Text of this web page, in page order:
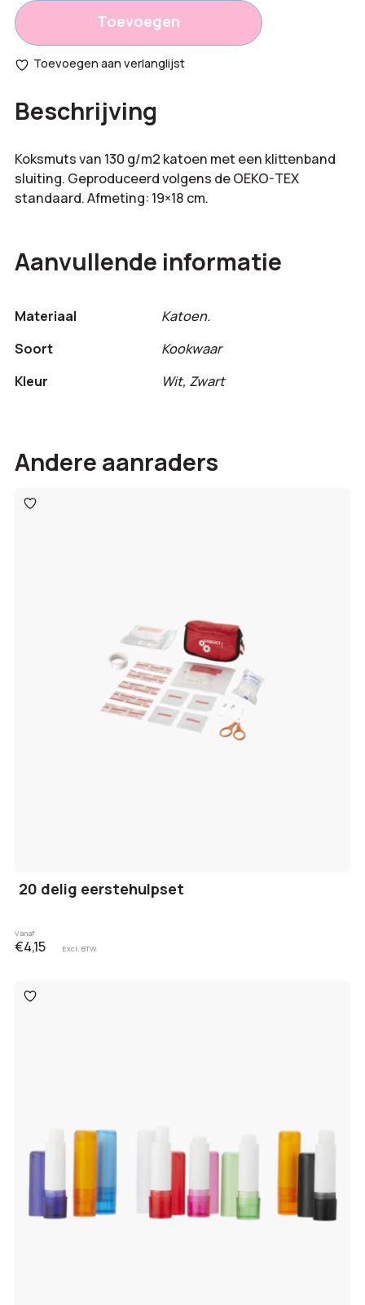
Totaal
opties:
totaal:
Toevoegen
Toevoegen aan verlanglijst
Beschrijving
Koksmuts van 130 g/m2 katoen met een klittenband
sluiting. Geproduceerd volgens de OEKO-TEX
standaard. Afmeting: 19×18 cm.
Aanvullende informatie
Materiaal
Katoen.
Soort
Kookwaar
Kleur
Wit, Zwart
Andere aanraders
Toevoegen
aan
20 delig eerstehulpset
Vanaf
€4,15 Excl. BTW
Toevoegen
aan